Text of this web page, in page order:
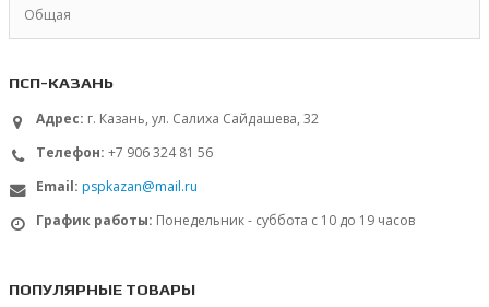
Общая
ПСП-КАЗАНЬ
Адрес: г. Казань, ул. Салиха Сайдашева, 32
Телефон: +7 906 324 81 56
Email: pspkazan@mail.ru
График работы: Понедельник - суббота с 10 до 19 часов
ПОПУЛЯРНЫЕ ТОВАРЫ